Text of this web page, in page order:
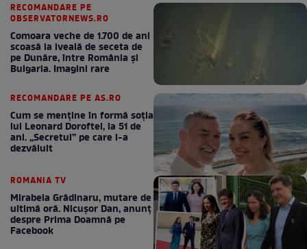
RECOMANDARE PE
OBSERVATORNEWS.RO
Comoara veche de 1.700 de ani
scoasă la iveală de seceta de
pe Dunăre, între România şi
Bulgaria. Imagini rare
RECOMANDARE PE AS.RO
Cum se menţine în formă soţia
lui Leonard Doroftei, la 51 de
ani. „Secretul” pe care l-a
dezvăluit
ROMANIA TV
Mirabela Grădinaru, mutare de
ultimă oră. Nicuşor Dan, anunţ
despre Prima Doamnă pe
Facebook